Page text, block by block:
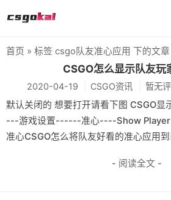
farmskins
88dog
flamecases
88hash-jp
首页 » 标签 csgo队友准心应用 下的文章
CSGO怎么显示队友玩
2020-04-19 CSGO资讯 暂无
默认关闭的 想要打开请看下图 CSGO显
---游戏设置------准心----Show Player
准心CSGO怎么将队友好看的准心应用
- 阅读全文 -